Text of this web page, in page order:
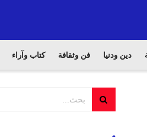
دين ودنيا فن وثقافة كتاب وآراء